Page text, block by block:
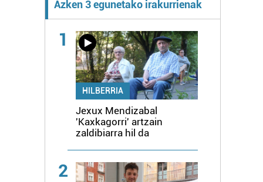
Azken 3 egunetako irakurrienak
1
HILBERRIA
Jexux Mendizabal
'Kaxkagorri' artzain
zaldibiarra hil da
2